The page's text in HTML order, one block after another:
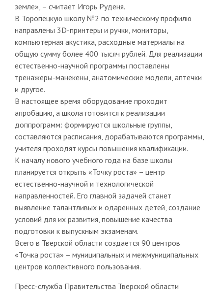
земле», – считает Игорь Руденя.
В Торопецкую школу №2 по техническому профилю
направлены 3D-принтеры и ручки, мониторы,
компьютерная акустика, расходные материалы на
общую сумму более 400 тысяч рублей. Для реализации
естественно-научной программы поставлены
тренажеры-манекены, анатомические модели, аптечки
и другое.
В настоящее время оборудование проходит
апробацию, а школа готовится к реализации
доппрограмм: формируются школьные группы,
составляются расписания, дорабатываются программы,
учителя проходят курсы повышения квалификации.
К началу нового учебного года на базе школы
планируется открыть «Точку роста» – центр
естественно-научной и технологической
направленностей. Его главной задачей станет
выявление талантливых и одаренных детей, создание
условий для их развития, повышение качества
подготовки к выпускным экзаменам.
Всего в Тверской области создается 90 центров
«Точка роста» – муниципальных и межмуниципальных
центров коллективного пользования.
Пресс-служба Правительства Тверской области